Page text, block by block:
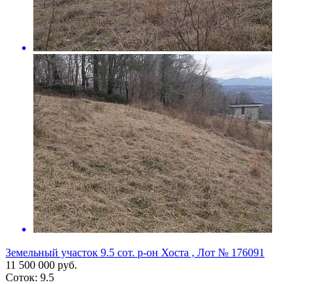
Земельный участок 9.5 сот. р-он Хоста , Лот № 176091
11 500 000 руб.
Соток: 9.5